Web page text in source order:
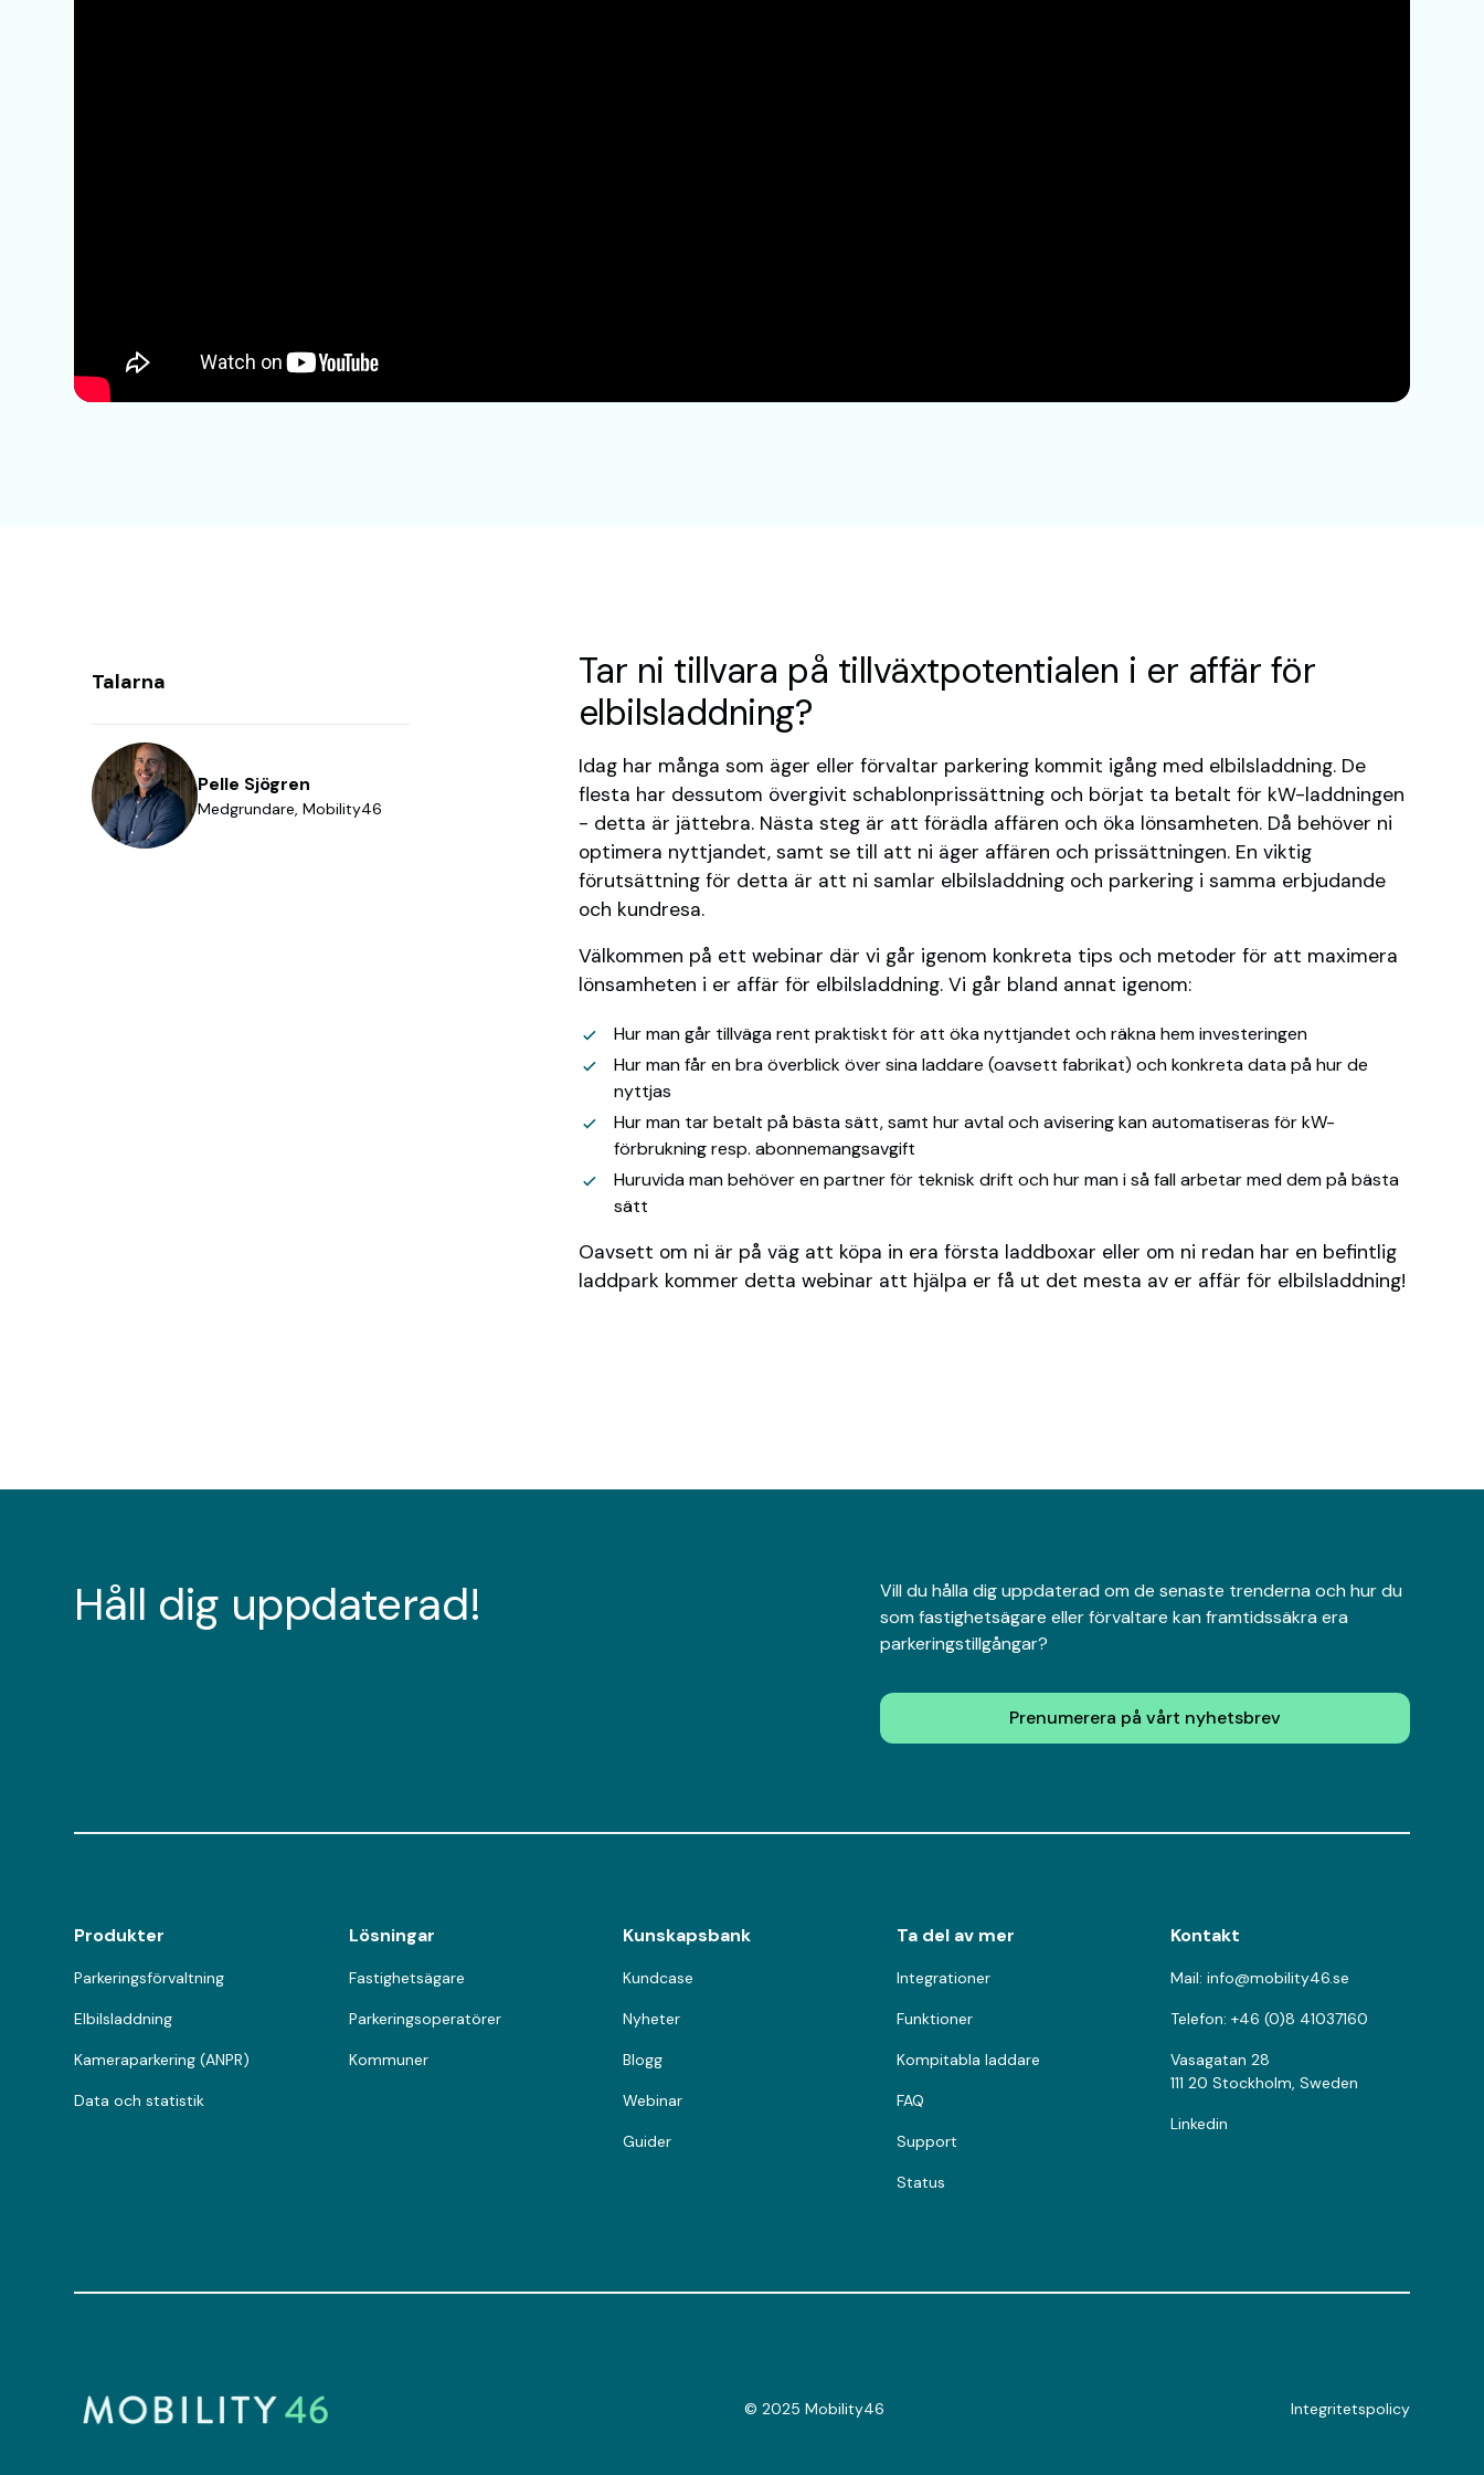
Talarna
Pelle Sjögren
Medgrundare, Mobility46
Tar ni tillvara på tillväxtpotentialen i er affär för
elbilsladdning?
Idag har många som äger eller förvaltar parkering kommit igång med elbilsladdning. De
flesta har dessutom övergivit schablonprissättning och börjat ta betalt för kW-laddningen
- detta är jättebra. Nästa steg är att förädla affären och öka lönsamheten. Då behöver ni
optimera nyttjandet, samt se till att ni äger affären och prissättningen. En viktig
förutsättning för detta är att ni samlar elbilsladdning och parkering i samma erbjudande
och kundresa.
Välkommen på ett webinar där vi går igenom konkreta tips och metoder för att maximera
lönsamheten i er affär för elbilsladdning. Vi går bland annat igenom:
Hur man går tillväga rent praktiskt för att öka nyttjandet och räkna hem investeringen
Hur man får en bra överblick över sina laddare (oavsett fabrikat) och konkreta data på hur de
nyttjas
Hur man tar betalt på bästa sätt, samt hur avtal och avisering kan automatiseras för kW-
förbrukning resp. abonnemangsavgift
Huruvida man behöver en partner för teknisk drift och hur man i så fall arbetar med dem på bästa
sätt
Oavsett om ni är på väg att köpa in era första laddboxar eller om ni redan har en befintlig
laddpark kommer detta webinar att hjälpa er få ut det mesta av er affär för elbilsladdning!
Håll dig uppdaterad!
Vill du hålla dig uppdaterad om de senaste trenderna och hur du
som fastighetsägare eller förvaltare kan framtidssäkra era
parkeringstillgångar?
Prenumerera på vårt nyhetsbrev
Produkter
Parkeringsförvaltning
Elbilsladdning
Kameraparkering (ANPR)
Data och statistik
Lösningar
Fastighetsägare
Parkeringsoperatörer
Kommuner
Kunskapsbank
Kundcase
Nyheter
Blogg
Webinar
Guider
Ta del av mer
Integrationer
Funktioner
Kompitabla laddare
FAQ
Support
Status
Kontakt
Mail: info@mobility46.se
Telefon: +46 (0)8 41037160
Vasagatan 28
111 20 Stockholm, Sweden
Linkedin
© 2025 Mobility46 Integritetspolicy